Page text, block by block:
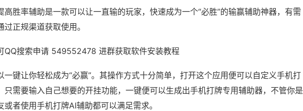
高胜率辅助是一款可以让一直输的玩家，快速成为一个“必胜”的输赢辅助神器，有需
正规渠道获取使用。
QQ搜索申请 549552478 进群获取软件安装教程
一键让你轻松成为“必赢”。其操作方式十分简单，打开这个应用便可以自定义手机打
只需要输入自己想要的开挂功能，一键便可以生成出手机打牌专用辅助器，不管你是
或者使用手机打牌AI辅助都可以满足需求。